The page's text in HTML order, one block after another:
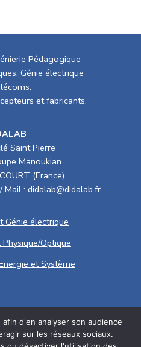
Pédagogique
Génie électrique
et fabricants.
Saint Pierre
Manoukian
(France)
/ Mail : didalab@didalab.fr
Génie électrique
Optique
et Système
d'en analyser son audience
sur les réseaux sociaux.